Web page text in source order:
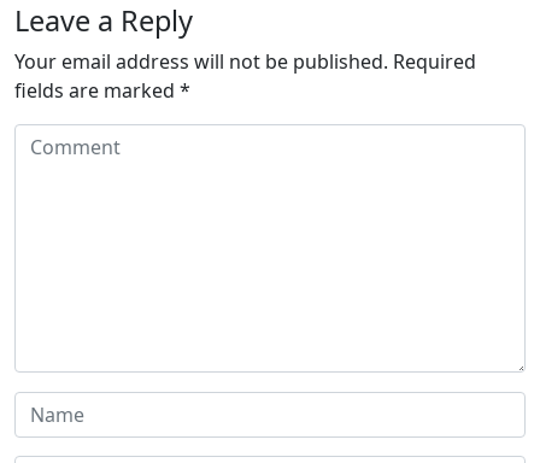
Leave a Reply
Your email address will not be published. Required
fields are marked *